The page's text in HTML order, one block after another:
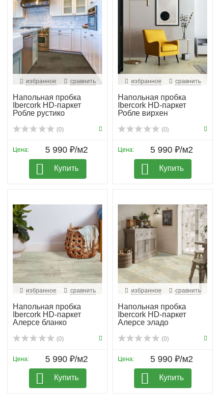
избранное сравнить
Напольная пробка
Ibercork HD-паркет
Робле рустико
(0)
Цена: 5 990 ₽/м2
Купить
избранное сравнить
Напольная пробка
Ibercork HD-паркет
Робле вирхен
(0)
Цена: 5 990 ₽/м2
Купить
избранное сравнить
Напольная пробка
Ibercork HD-паркет
Алерсе бланко
(0)
Цена: 5 990 ₽/м2
Купить
избранное сравнить
Напольная пробка
Ibercork HD-паркет
Алерсе эладо
(0)
Цена: 5 990 ₽/м2
Купить